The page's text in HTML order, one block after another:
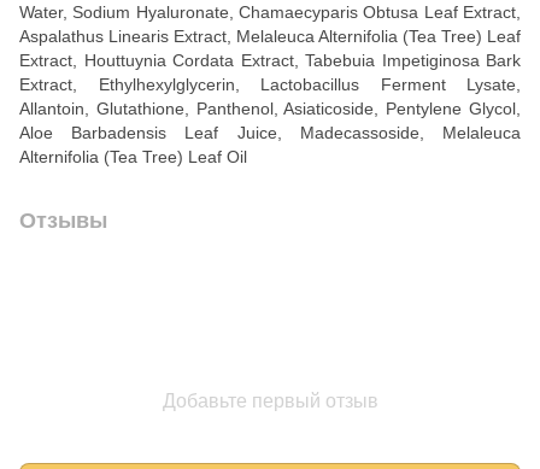
Water, Sodium Hyaluronate, Chamaecyparis Obtusa Leaf Extract,
Aspalathus Linearis Extract, Melaleuca Alternifolia (Tea Tree) Leaf
Extract, Houttuynia Cordata Extract, Tabebuia Impetiginosa Bark
Extract, Ethylhexylglycerin, Lactobacillus Ferment Lysate,
Allantoin, Glutathione, Panthenol, Asiaticoside, Pentylene Glycol,
Aloe Barbadensis Leaf Juice, Madecassoside, Melaleuca
Alternifolia (Tea Tree) Leaf Oil
Отзывы
Добавьте первый отзыв